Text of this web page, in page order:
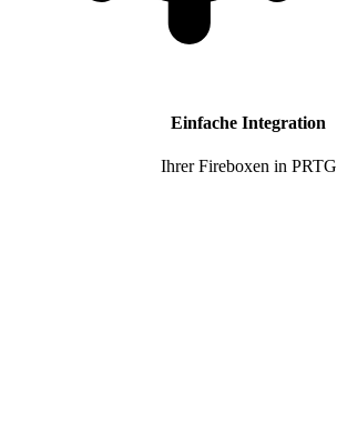
Einfache Integration
Ihrer Fireboxen in PRTG